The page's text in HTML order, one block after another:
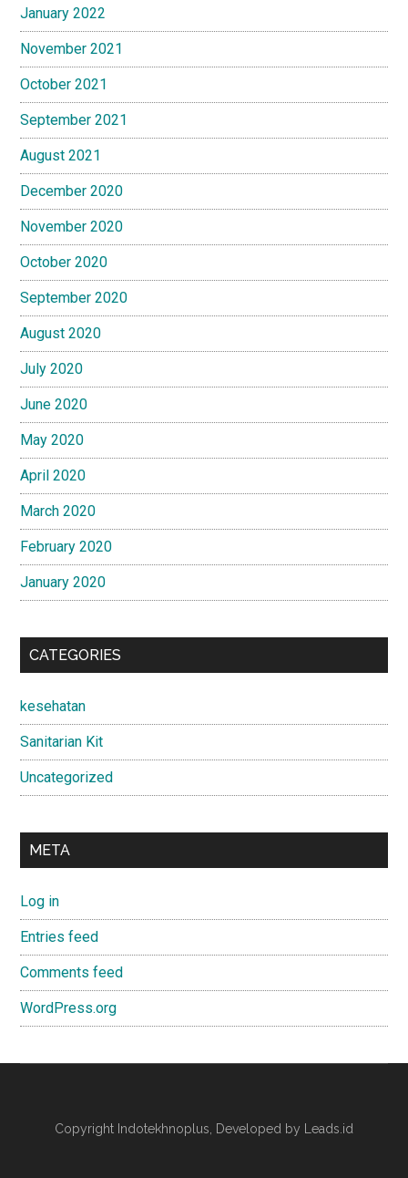
January 2022
November 2021
October 2021
September 2021
August 2021
December 2020
November 2020
October 2020
September 2020
August 2020
July 2020
June 2020
May 2020
April 2020
March 2020
February 2020
January 2020
CATEGORIES
kesehatan
Sanitarian Kit
Uncategorized
META
Log in
Entries feed
Comments feed
WordPress.org
Copyright Indotekhnoplus , Developed by Leads.id